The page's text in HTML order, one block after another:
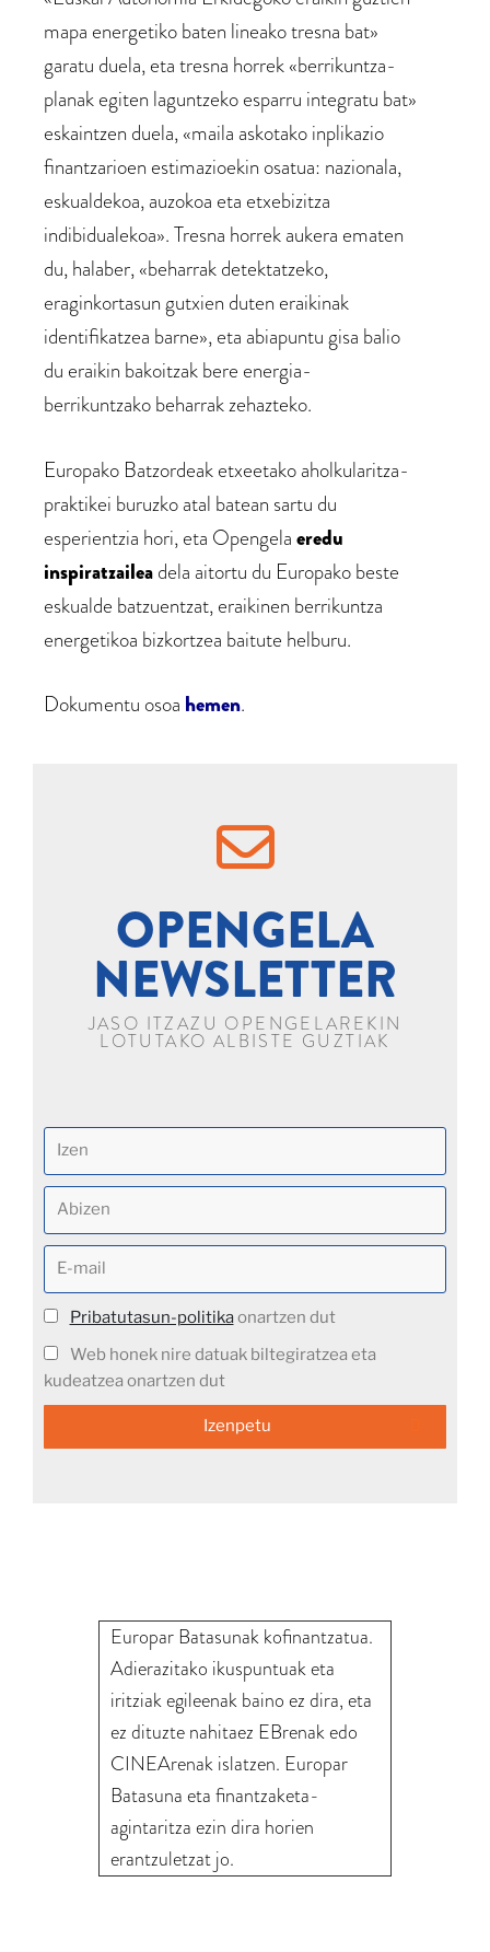
mapa energetiko baten lineako tresna bat»
garatu duela, eta tresna horrek «berrikuntza-
planak egiten laguntzeko esparru integratu bat»
eskaintzen duela, «maila askotako inplikazio
finantzarioen estimazioekin osatua: nazionala,
eskualdekoa, auzokoa eta etxebizitza
indibidualekoa». Tresna horrek aukera ematen
du, halaber, «beharrak detektatzeko,
eraginkortasun gutxien duten eraikinak
identifikatzea barne», eta abiapuntu gisa balio
du eraikin bakoitzak bere energia-
berrikuntzako beharrak zehazteko.
Europako Batzordeak etxeetako aholkularitza-
praktikei buruzko atal batean sartu du
esperientzia hori, eta Opengelaeredu
inspiratzaileadela aitortu du Europako beste
eskualde batzuentzat, eraikinen berrikuntza
energetikoa bizkortzea baitute helburu.
Dokumentu osoa hemen.
OPENGELA
NEWSLETTER
JASO ITZAZU OPENGELAREKIN
LOTUTAKO ALBISTE GUZTIAK
Pribatutasun-politikaonartzen dut
Web honek nire datuak biltegiratzea eta
kudeatzea onartzen dut
Izenpetu
Europar Batasunak kofinantzatua.
Adierazitako ikuspuntuak eta
iritziak egileenak baino ez dira, eta
ez dituzte nahitaez EBrenak edo
CINEArenak islatzen. Europar
Batasuna eta finantzaketa-
agintaritza ezin dira horien
erantzuletzat jo.